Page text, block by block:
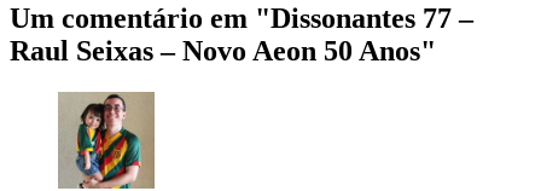
Um comentário em "Dissonantes 77 –
Raul Seixas – Novo Aeon 50 Anos"